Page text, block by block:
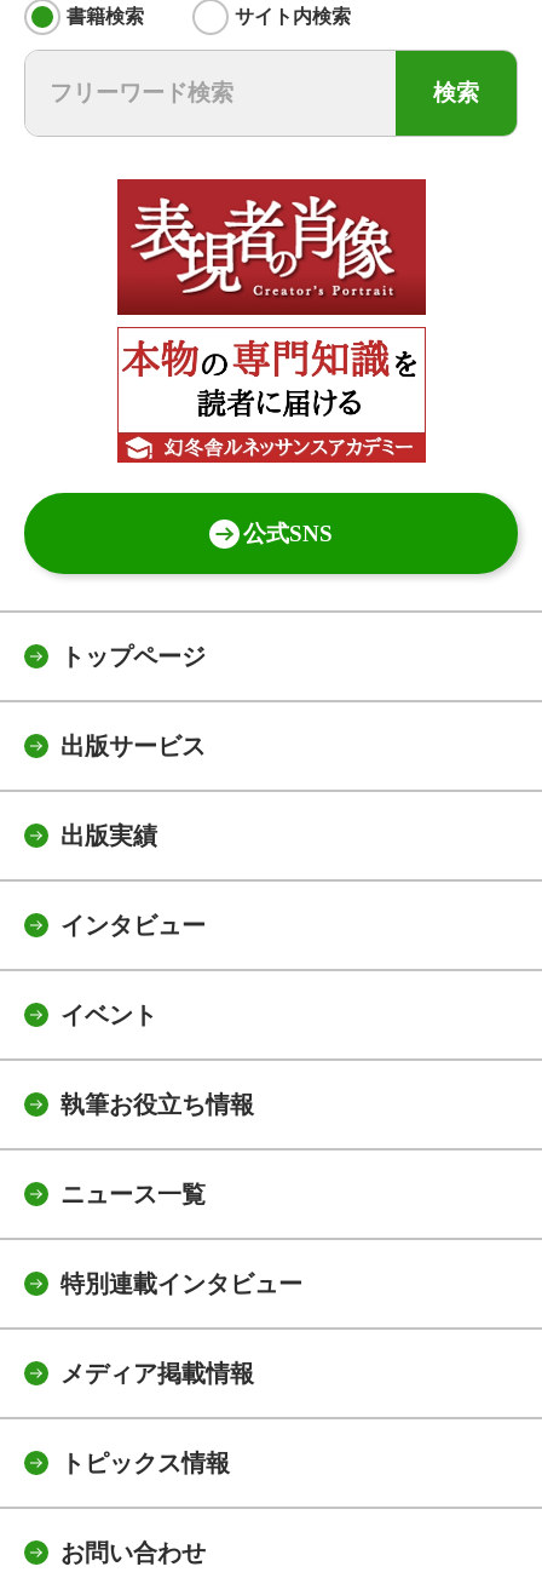
書籍検索 サイト内検索
検索
公式SNS
トップページ
出版サービス
出版実績
インタビュー
イベント
執筆お役立ち情報
ニュース一覧
特別連載インタビュー
メディア掲載情報
トピックス情報
お問い合わせ